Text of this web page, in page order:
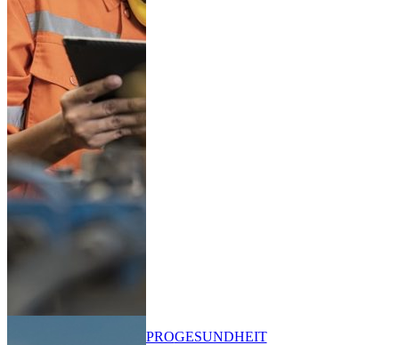
PROGESUNDHEIT